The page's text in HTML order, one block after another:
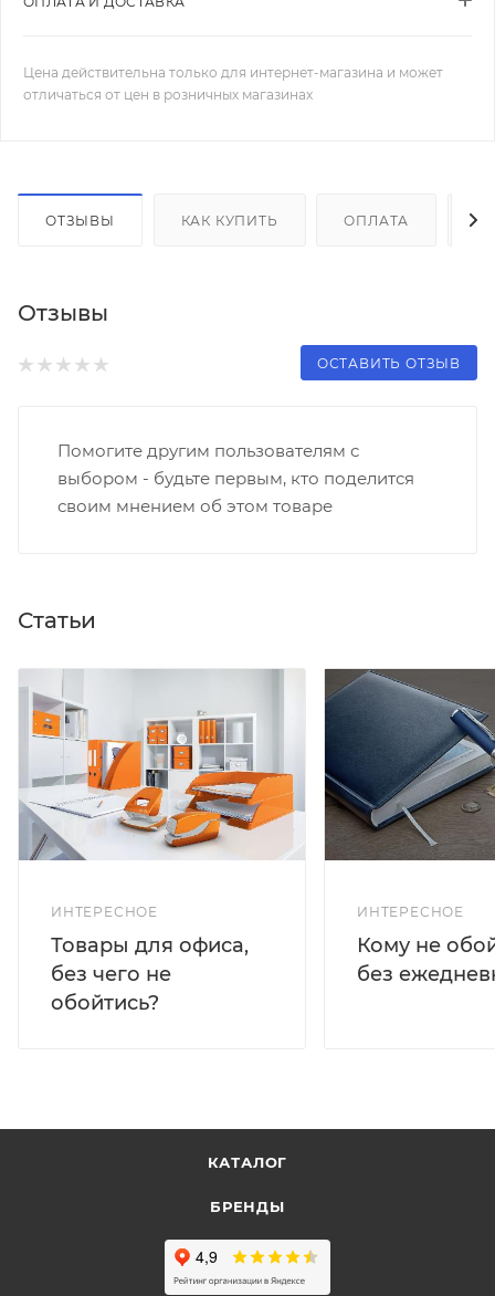
Цена действительна только для интернет-магазина и может
отличаться от цен в розничных магазинах
ОТЗЫВЫ КАК КУПИТЬ ОПЛАТА
Отзывы
ОСТАВИТЬ ОТЗЫВ
Помогите другим пользователям с
выбором - будьте первым, кто поделится
своим мнением об этом товаре
Статьи
ИНТЕРЕСНОЕ
Товары для офиса,
без чего не
обойтись?
ИНТЕРЕСНОЕ
Кому не
без
КАТАЛОГ
БРЕНДЫ